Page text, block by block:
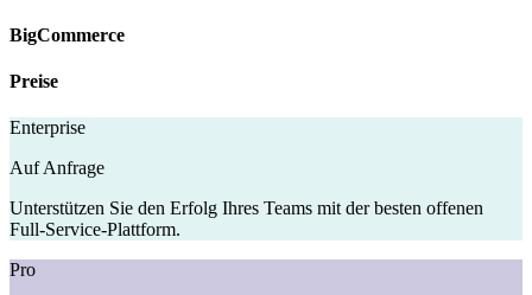
BigCommerce
Preise
Enterprise
Auf Anfrage
Unterstützen Sie den Erfolg Ihres Teams mit der besten offenen
Full-Service-Plattform.
Pro